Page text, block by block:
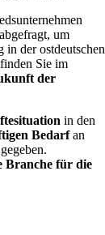
um
in der ostdeutschen
Sie im
der
in den
Bedarfan
Branche für die